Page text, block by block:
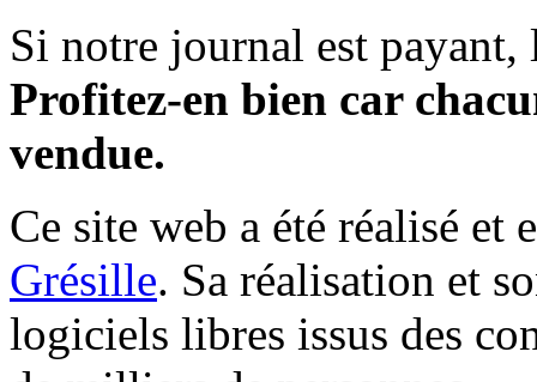
Si notre journal est payant,
Profitez-en bien car
vendue.
Ce site web a été réalisé et
Grésille. Sa réalisation et
logiciels libres issus des